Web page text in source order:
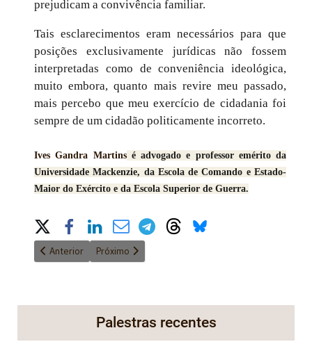
prejudicam a convivência familiar.
Tais esclarecimentos eram necessários para que
posições exclusivamente jurídicas não fossem
interpretadas como de conveniência ideológica,
muito embora, quanto mais revire meu passado,
mais percebo que meu exercício de cidadania foi
sempre de um cidadão politicamente incorreto.
Ives Gandra Martinsé advogado e professor emérito da
Universidade Mackenzie, da Escola de Comando e Estado-
Maior do Exército e da Escola Superior de Guerra.
Share on Social Media
Artigo anterior: A liberdade testamentária de quem vive em
Anterior Próximo artigo: Harmonia e independência dos
Próximo
Palestras recentes